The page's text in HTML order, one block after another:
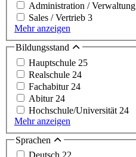
Administration / Verwaltung
Sales / Vertrieb 3
Mehr anzeigen
Bildungsstand
Hauptschule 25
Realschule 24
Fachabitur 24
Abitur 24
Hochschule/Universität 24
Mehr anzeigen
Sprachen